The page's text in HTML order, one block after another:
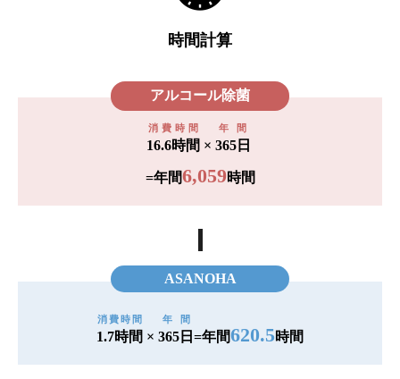
時間計算
アルコール除菌
16.6時間
消費時間
× 365日
年間
=年間6,059時間
ASANOHA
1.7時間
消費時間
× 365日
年間
=年間620.5時間